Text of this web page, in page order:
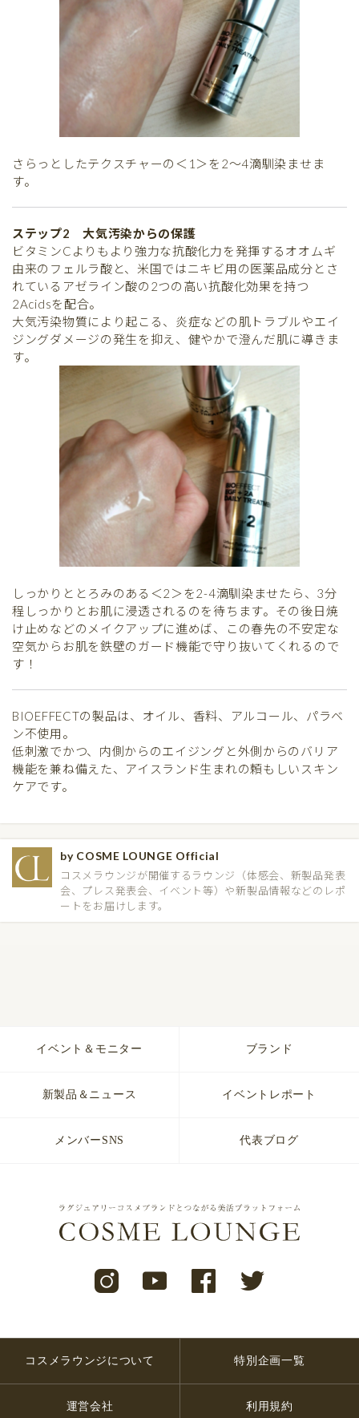
さらっとしたテクスチャーの＜1＞を2〜4滴馴染ませま
す。
ステップ2 大気汚染からの保護
ビタミンCよりもより強力な抗酸化力を発揮するオオムギ
由来のフェルラ酸と、米国ではニキビ用の医薬品成分とさ
れているアゼライン酸の2つの高い抗酸化効果を持つ
2Acidsを配合。
大気汚染物質により起こる、炎症などの肌トラブルやエイ
ジングダメージの発生を抑え、健やかで澄んだ肌に導きま
す。
しっかりととろみのある＜2＞を2-4滴馴染ませたら、3分
程しっかりとお肌に浸透されるのを待ちます。その後日焼
け止めなどのメイクアップに進めば、この春先の不安定な
空気からお肌を鉄壁のガード機能で守り抜いてくれるので
す！
BIOEFFECTの製品は、オイル、香料、アルコール、パラベ
ン不使用。
低刺激でかつ、内側からのエイジングと外側からのバリア
機能を兼ね備えた、アイスランド生まれの頼もしいスキン
ケアです。
by COSME LOUNGE Official
コスメラウンジが開催するラウンジ（体感会、新製品発表
会、プレス発表会、イベント等）や新製品情報などのレポ
ートをお届けします。
イベント＆モニター ブランド
新製品＆ニュース イベントレポート
メンバーSNS 代表ブログ
コスメラウンジについて 特別企画一覧
運営会社 利用規約